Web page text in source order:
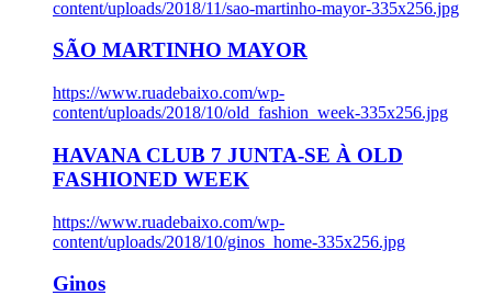
content/uploads/2018/11/sao-martinho-mayor-335x256.jpg
SÃO MARTINHO MAYOR
https://www.ruadebaixo.com/wp-
content/uploads/2018/10/old_fashion_week-335x256.jpg
HAVANA CLUB 7 JUNTA-SE À OLD
FASHIONED WEEK
https://www.ruadebaixo.com/wp-
content/uploads/2018/10/ginos_home-335x256.jpg
Ginos